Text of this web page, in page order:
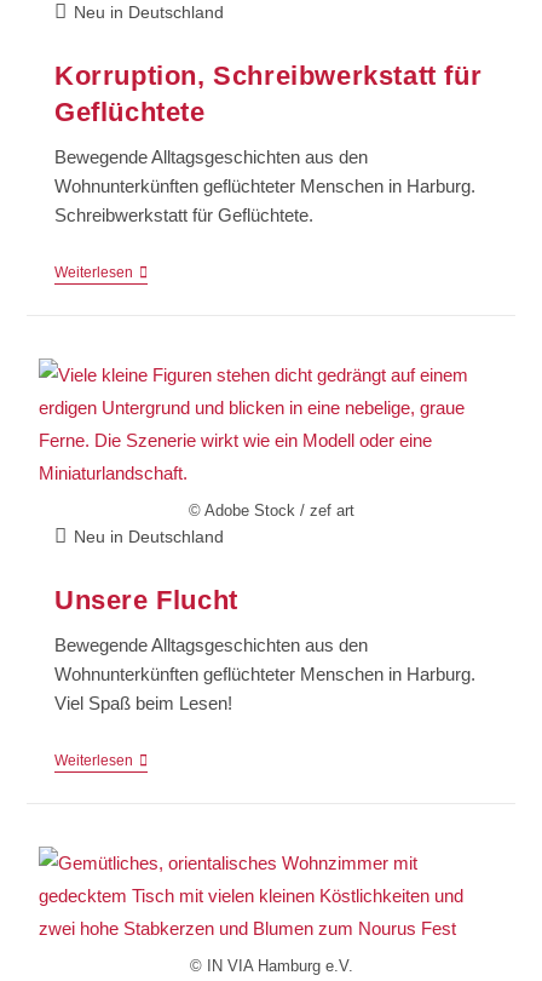
Neu in Deutschland
Korruption, Schreibwerkstatt für
Geflüchtete
Bewegende Alltagsgeschichten aus den
Wohnunterkünften geflüchteter Menschen in Harburg.
Schreibwerkstatt für Geflüchtete.
Weiterlesen
© Adobe Stock / zef art
Neu in Deutschland
Unsere Flucht
Bewegende Alltagsgeschichten aus den
Wohnunterkünften geflüchteter Menschen in Harburg.
Viel Spaß beim Lesen!
Weiterlesen
© IN VIA Hamburg e.V.